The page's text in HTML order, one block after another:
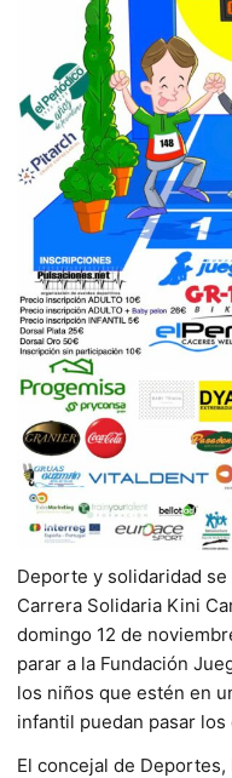
Deporte y solidaridad se
Carrera Solidaria Kini
domingo 12 de
parar a la Fundación
los niños que estén en
infantil puedan pasar
El concejal de